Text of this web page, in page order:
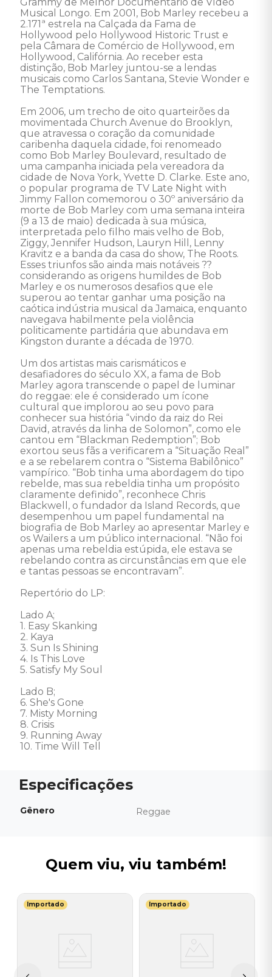
Musical Longo. Em 2001, Bob Marley recebeu a
2.171ª estrela na Calçada da Fama de
Hollywood pelo Hollywood Historic Trust e
pela Câmara de Comércio de Hollywood, em
Hollywood, Califórnia. Ao receber esta
distinção, Bob Marley juntou-se a lendas
musicais como Carlos Santana, Stevie Wonder e
The Temptations.
Em 2006, um trecho de oito quarteirões da
movimentada Church Avenue do Brooklyn,
que atravessa o coração da comunidade
caribenha daquela cidade, foi renomeado
como Bob Marley Boulevard, resultado de
uma campanha iniciada pela vereadora da
cidade de Nova York, Yvette D. Clarke. Este ano,
o popular programa de TV Late Night with
Jimmy Fallon comemorou o 30º aniversário da
morte de Bob Marley com uma semana inteira
(9 a 13 de maio) dedicada à sua música,
interpretada pelo filho mais velho de Bob,
Ziggy, Jennifer Hudson, Lauryn Hill, Lenny
Kravitz e a banda da casa do show, The Roots.
Esses triunfos são ainda mais notáveis ??
considerando as origens humildes de Bob
Marley e os numerosos desafios que ele
superou ao tentar ganhar uma posição na
caótica indústria musical da Jamaica, enquanto
navegava habilmente pela violência
politicamente partidária que abundava em
Kingston durante a década de 1970.
Um dos artistas mais carismáticos e
desafiadores do século XX, a fama de Bob
Marley agora transcende o papel de luminar
do reggae: ele é considerado um ícone
cultural que implorou ao seu povo para
conhecer sua história “vindo da raiz do Rei
David, através da linha de Solomon”, como ele
cantou em “Blackman Redemption”; Bob
exortou seus fãs a verificarem a “Situação Real”
e a se rebelarem contra o “Sistema Babilônico”
vampírico. “Bob tinha uma abordagem do tipo
rebelde, mas sua rebeldia tinha um propósito
claramente definido”, reconhece Chris
Blackwell, o fundador da Island Records, que
desempenhou um papel fundamental na
biografia de Bob Marley ao apresentar Marley e
os Wailers a um público internacional. “Não foi
apenas uma rebeldia estúpida, ele estava se
rebelando contra as circunstâncias em que ele
e tantas pessoas se encontravam”.
Repertório do LP:
Lado A;
1. Easy Skanking
2. Kaya
3. Sun Is Shining
4. Is This Love
5. Satisfy My Soul
Lado B;
6. She's Gone
7. Misty Morning
8. Crisis
9. Running Away
10. Time Will Tell
Gênero Reggae
Quem viu, viu também!
Importado Importado